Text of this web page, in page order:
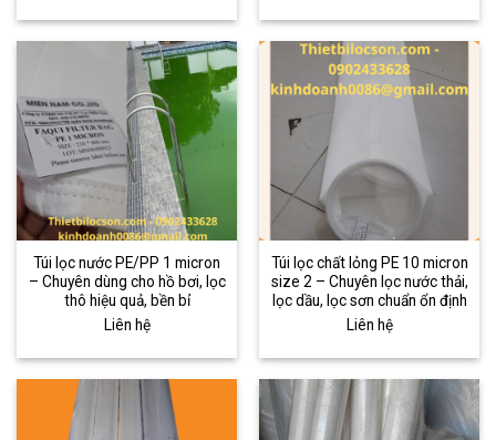
Túi lọc nước PE/PP 1 micron
– Chuyên dùng cho hồ bơi, lọc
thô hiệu quả, bền bỉ
Liên hệ
Túi lọc chất lỏng PE 10 micron
size 2 – Chuyên lọc nước thải,
lọc dầu, lọc sơn chuẩn ổn định
Liên hệ